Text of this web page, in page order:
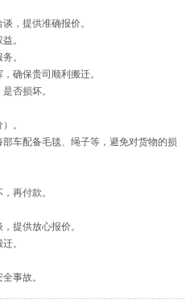
，提供准确报价。
。
。
确保贵司顺利搬迁。
否损坏。
。
车配备毛毯、绳子等，避免对货物的损
再付款。
提供放心报价。
。
事故。